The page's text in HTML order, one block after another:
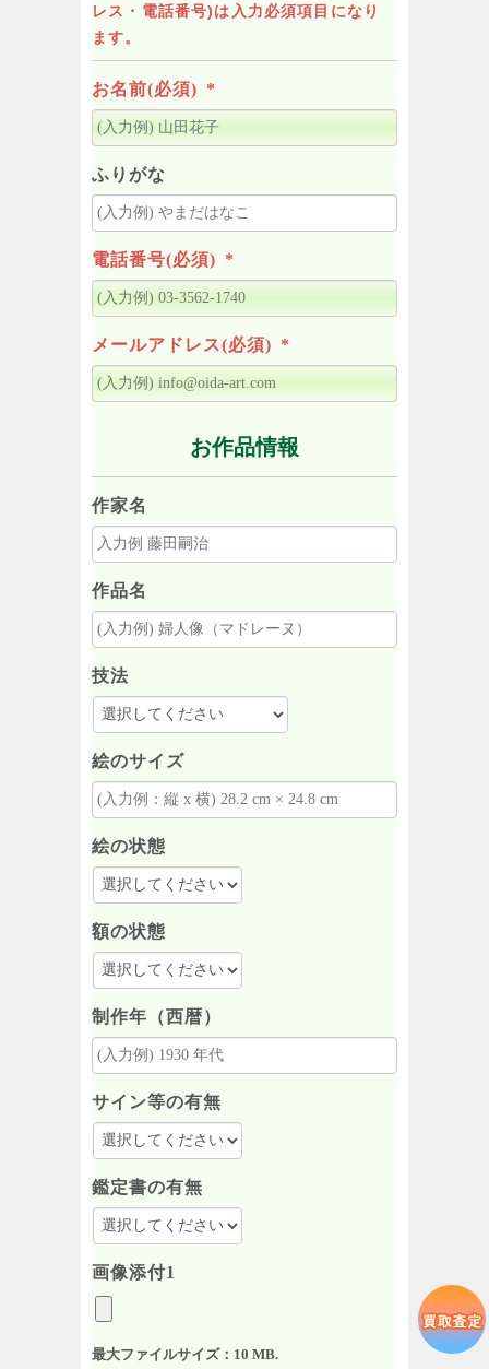
レス・電話番号)は入力必須項目になり
ます。
お名前(必須) *
ふりがな
電話番号(必須) *
メールアドレス(必須) *
お作品情報
作家名
作品名
技法
絵のサイズ
絵の状態
額の状態
制作年（西暦）
サイン等の有無
鑑定書の有無
画像添付1
最大ファイルサイズ：10 MB.